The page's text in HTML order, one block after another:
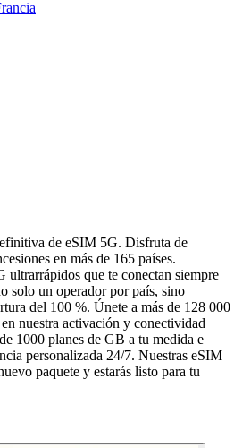
de eSIM 5G. Disfruta de
en más de 165 países.
ultrarrápidos que te conectan siempre
solo un operador por país, sino
del 100 %. Únete a más de 128 000
nuestra activación y conectividad
1000 planes de GB a tu medida e
personalizada 24/7. Nuestras eSIM
paquete y estarás listo para tu